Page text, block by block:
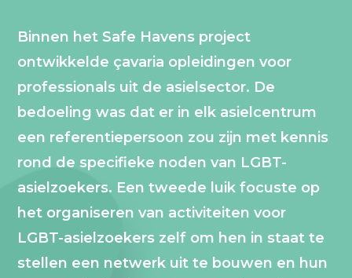
Binnen het Safe Havens project
ontwikkelde çavaria opleidingen voor
professionals uit de asielsector. De
bedoeling was dat er in elk asielcentrum
een referentiepersoon zou zijn met kennis
rond de specifieke noden van LGBT-
asielzoekers. Een tweede luik focuste op
het organiseren van activiteiten voor
LGBT-asielzoekers zelf om hen in staat te
stellen een netwerk uit te bouwen en hun